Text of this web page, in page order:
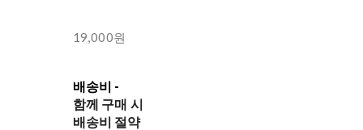
19,000원
배송비 -
함께 구매 시
배송비 절약